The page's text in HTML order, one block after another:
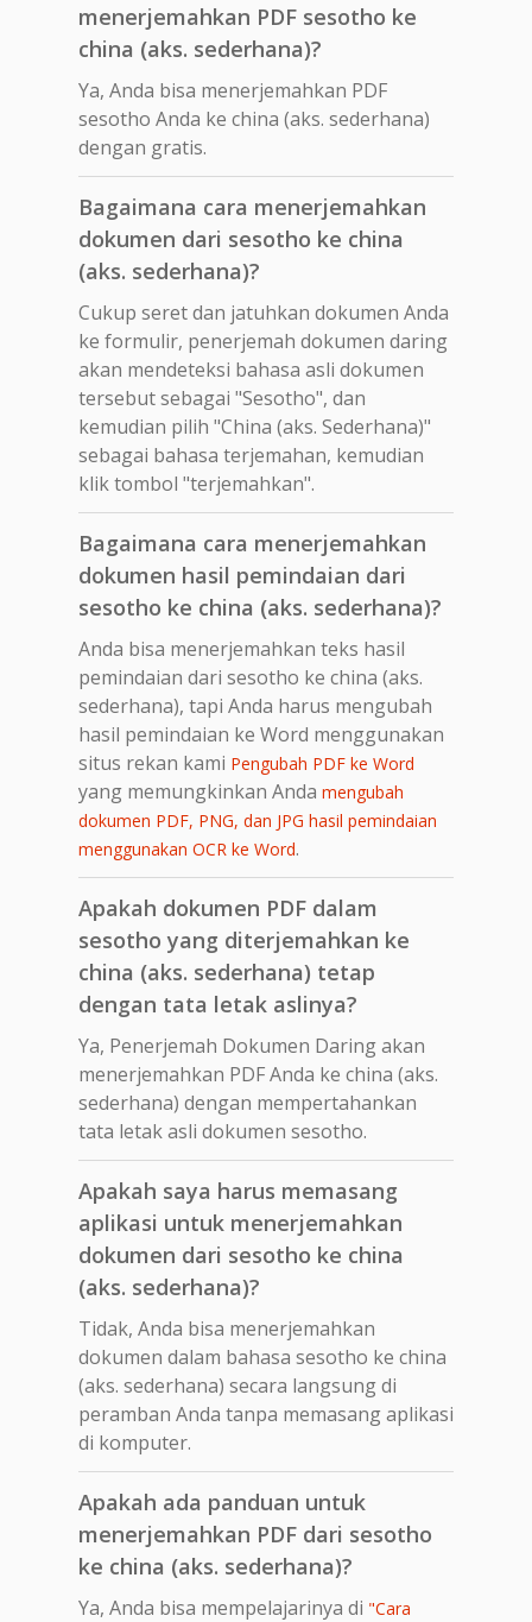
menerjemahkan PDF sesotho ke
china (aks. sederhana)?
Ya, Anda bisa menerjemahkan PDF
sesotho Anda ke china (aks. sederhana)
dengan gratis.
Bagaimana cara menerjemahkan
dokumen dari sesotho ke china
(aks. sederhana)?
Cukup seret dan jatuhkan dokumen Anda
ke formulir, penerjemah dokumen daring
akan mendeteksi bahasa asli dokumen
tersebut sebagai "Sesotho", dan
kemudian pilih "China (aks. Sederhana)"
sebagai bahasa terjemahan, kemudian
klik tombol "terjemahkan".
Bagaimana cara menerjemahkan
dokumen hasil pemindaian dari
sesotho ke china (aks. sederhana)?
Anda bisa menerjemahkan teks hasil
pemindaian dari sesotho ke china (aks.
sederhana), tapi Anda harus mengubah
hasil pemindaian ke Word menggunakan
situs rekan kami Pengubah PDF ke Word
yang memungkinkan Anda mengubah
dokumen PDF, PNG, dan JPG hasil pemindaian
menggunakan OCR ke Word.
Apakah dokumen PDF dalam
sesotho yang diterjemahkan ke
china (aks. sederhana) tetap
dengan tata letak aslinya?
Ya, Penerjemah Dokumen Daring akan
menerjemahkan PDF Anda ke china (aks.
sederhana) dengan mempertahankan
tata letak asli dokumen sesotho.
Apakah saya harus memasang
aplikasi untuk menerjemahkan
dokumen dari sesotho ke china
(aks. sederhana)?
Tidak, Anda bisa menerjemahkan
dokumen dalam bahasa sesotho ke china
(aks. sederhana) secara langsung di
peramban Anda tanpa memasang aplikasi
di komputer.
Apakah ada panduan untuk
menerjemahkan PDF dari sesotho
ke china (aks. sederhana)?
Ya, Anda bisa mempelajarinya di "Cara